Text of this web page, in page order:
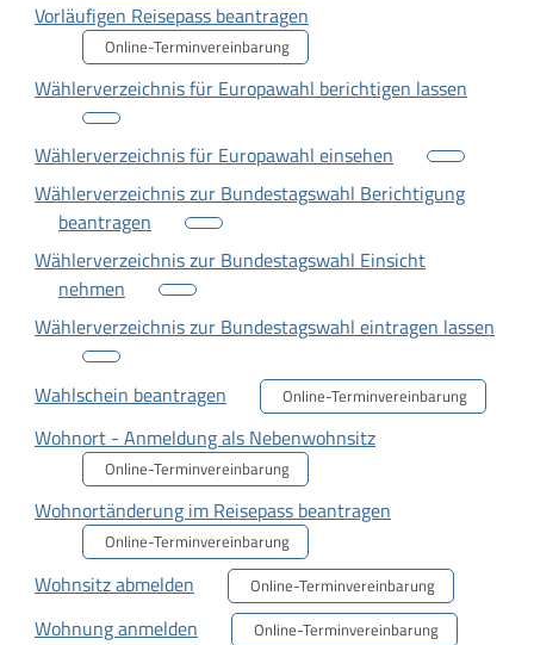
Vorläufigen Reisepass beantragen
Online-Terminvereinbarung
Wählerverzeichnis für Europawahl berichtigen lassen
Wählerverzeichnis für Europawahl einsehen
Wählerverzeichnis zur Bundestagswahl Berichtigung
beantragen
Wählerverzeichnis zur Bundestagswahl Einsicht
nehmen
Wählerverzeichnis zur Bundestagswahl eintragen lassen
Wahlschein beantragen Online-Terminvereinbarung
Wohnort - Anmeldung als Nebenwohnsitz
Online-Terminvereinbarung
Wohnortänderung im Reisepass beantragen
Online-Terminvereinbarung
Wohnsitz abmelden Online-Terminvereinbarung
Wohnung anmelden Online-Terminvereinbarung